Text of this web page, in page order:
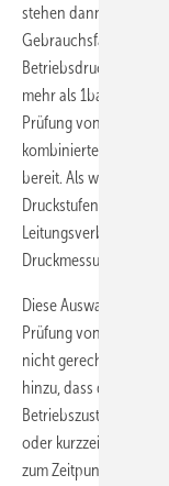
stehen dann
Betriebsdruck der
mehr als 1bar
Prüfung von
kombinierte
bereit. Als weitere
Druckstufen
Leitungsverbindungen
Druckmessung zu
Diese Auswahl macht
Prüfung von
nicht gerecht wird. Im
hinzu, dass die
Betriebszustand (neu
oder kurzzeitig im
zum Zeitpunkt der